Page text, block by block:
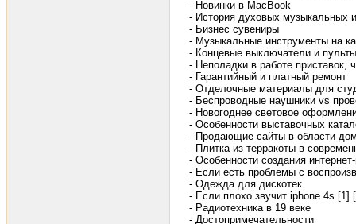
- Новинки в MacBook
- История духовых музыкальных
- Бизнес сувениры
- Музыкальные инструменты на
- Концевые выключатели и
- Неполадки в работе приставок,
- Гарантийный и платный ремонт
- Отделочные материалы для
- Беспроводные наушники vs
- Новогоднее световое
- Особенности выставочных
- Продающие сайты в области
- Плитка из терракоты в
- Особенности создания
- Если есть проблемы с
- Одежда для дискотек
- Если плохо звучит iphone 4s [1]
- Радиотехника в 19 веке
- Достопримечательности